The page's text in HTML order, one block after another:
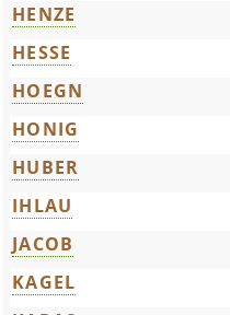
HENZE
HESSE
HOEGN
HONIG
HUBER
IHLAU
JACOB
KAGEL